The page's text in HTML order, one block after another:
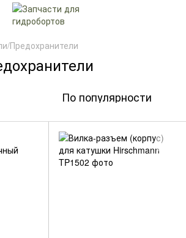
Предохранители
По популярности